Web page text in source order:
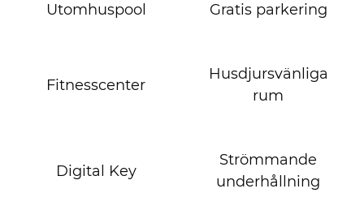
Utomhuspool Gratis parkering
Fitnesscenter
Husdjursvänliga
rum
Digital Key
Strömmande
underhållning